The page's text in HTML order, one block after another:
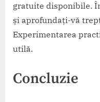
gratuite disponibile.
și aprofundați-vă
Experimentarea
utilă.
Concluzie